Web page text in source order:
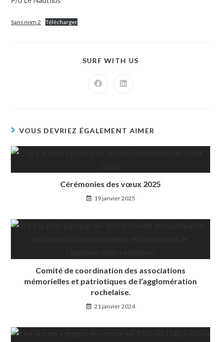
Sans nom 2 Télécharger
SURF WITH US
VOUS DEVRIEZ ÉGALEMENT AIMER
Cérémonies des vœux 2025
19 janvier 2025
Comité de coordination des associations
mémorielles et patriotiques de l’agglomération
rochelaise.
21 janvier 2024